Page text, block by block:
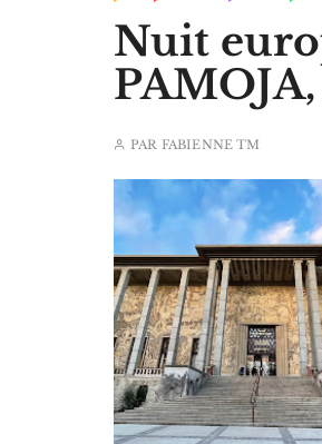
Nuit
PAR FABIENNE TM